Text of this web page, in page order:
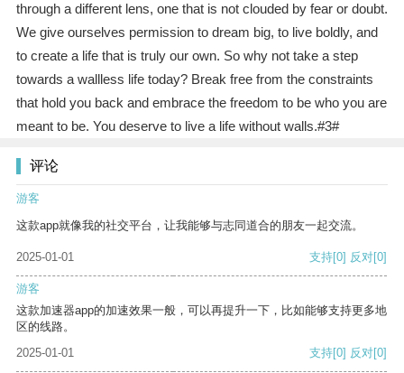
through a different lens, one that is not clouded by fear or doubt.
We give ourselves permission to dream big, to live boldly, and
to create a life that is truly our own. So why not take a step
towards a wallless life today? Break free from the constraints
that hold you back and embrace the freedom to be who you are
meant to be. You deserve to live a life without walls.#3#
评论
游客
这款app就像我的社交平台，让我能够与志同道合的朋友一起交流。
2025-01-01 支持[0] 反对[0]
游客
这款加速器app的加速效果一般，可以再提升一下，比如能够支持更多地
区的线路。
2025-01-01
支持[0] 反对[0]